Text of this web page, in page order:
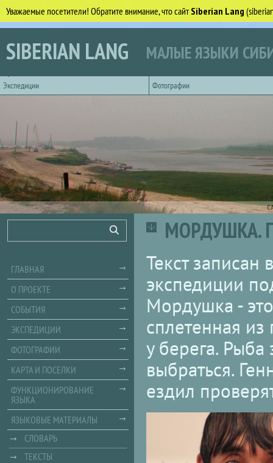
Уважаемые посетители! Обратите внимание, что сайтSiberian Lang
Перейти к основному содержанию
SIBERIAN LANG МАЛЫЕ ЯЗЫКИ
Экспедиции
Фотографии
МОРДУШКА.
Текст записан
экспедиции
Мордушка -
сплетенная из
у берега. Рыба
выбраться.
ездил
Поиск
ГЛАВНАЯ
О ПРОЕКТЕ
СОБЫТИЯ
ЭКСПЕДИЦИИ
ФОТОГРАФИИ
КАРТА И ПОСЕЛКИ
ФУНКЦИОНИРОВАНИЕ
ЯЗЫКА
ЯЗЫКОВЫЕ МАТЕРИАЛЫ
СЛОВАРЬ
ТЕКСТЫ